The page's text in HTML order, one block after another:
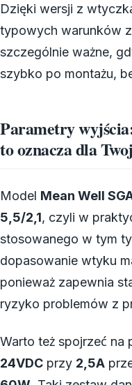
Dzięki wersji z
typowych warunków
szczególnie ważne,
szybko po montażu,
Parametry
to oznacza dla
Model Mean Well
5,5/2,1, czyli w
stosowanego w tym
dopasowanie wtyku
ponieważ zapewnia
ryzyko problemów z
Warto też spojrzeć na
24VDC przy 2,5A